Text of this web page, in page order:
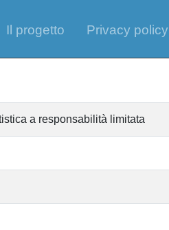
Il progetto Privacy policy
a responsabilità limitata